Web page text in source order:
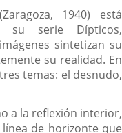
1940) está
su serie Dípticos,
sintetizan su
su realidad. En
temas: el desnudo,
a la reflexión interior,
de horizonte que